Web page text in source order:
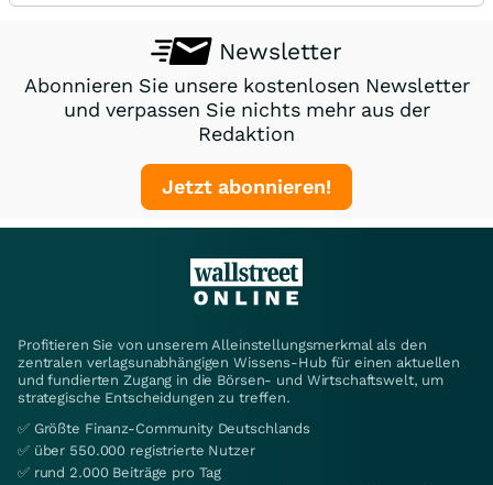
Newsletter
Abonnieren Sie unsere kostenlosen Newsletter
und verpassen Sie nichts mehr aus der
Redaktion
Jetzt abonnieren!
Profitieren Sie von unserem Alleinstellungsmerkmal als den
zentralen verlagsunabhängigen Wissens-Hub für einen aktuellen
und fundierten Zugang in die Börsen- und Wirtschaftswelt, um
strategische Entscheidungen zu treffen.
✅ Größte Finanz-Community Deutschlands
✅ über 550.000 registrierte Nutzer
✅ rund 2.000 Beiträge pro Tag